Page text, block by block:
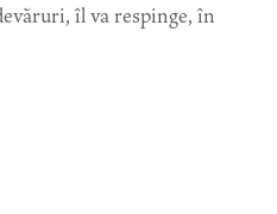
îl va respinge, în